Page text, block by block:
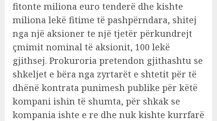
fitonte miliona euro tenderë dhe kishte
miliona lekë fitime të pashpërndara, shitej
nga një aksioner te një tjetër përkundrejt
çmimit nominal të aksionit, 100 lekë
gjithsej. Prokuroria pretendon gjithashtu se
shkeljet e bëra nga zyrtarët e shtetit për të
dhënë kontrata punimesh publike për këtë
kompani ishin të shumta, për shkak se
kompania ishte e re dhe nuk kishte kurrfarë